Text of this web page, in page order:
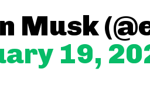
Musk
19,